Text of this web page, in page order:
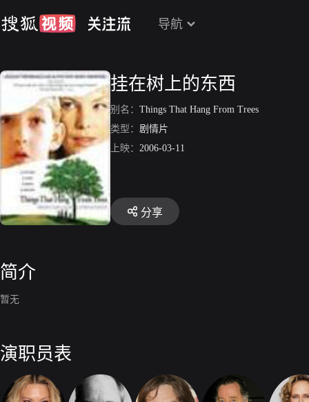
导航
挂在树上的东西
别名： Things That Hang From Trees
类型： 剧情片
上映： 2006-03-11
分享
简介
暂无
演职员表